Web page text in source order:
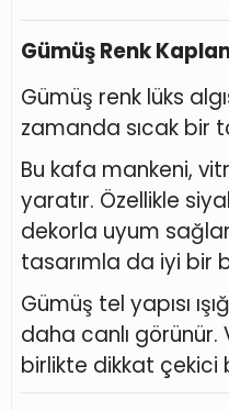
Gümüş Renk
Gümüş renk lüks
zamanda sıcak bir
Bu kafa mankeni,
yaratır. Özellikle
dekorla uyum
tasarımla da iyi bir
Gümüş tel yapısı
daha canlı görünür.
birlikte dikkat çekici